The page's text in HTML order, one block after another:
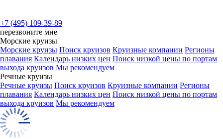
+7 (495) 109-39-89
перезвоните мне
Морские круизы
Морские круизы Поиск круизов Круизные компании Регионы
плавания Календарь низких цен Поиск низкой цены по портам
выхода круизов Мы рекомендуем
Речные круизы
Речные круизы Поиск круизов Круизные компании Регионы
плавания Календарь низких цен Поиск низкой цены по портам
выхода круизов Мы рекомендуем